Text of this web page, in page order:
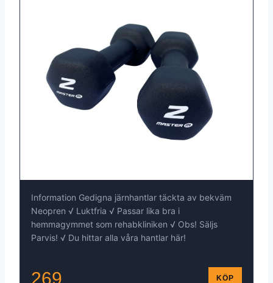
Information Gedigna järnhantlar täckta av bekväm
Neopren √ Luktfria √ Passar lika bra i
hemmagymmet som rehabkliniken √ Obs! Säljs
Parvis! √ Du hittar alla våra hantlar här!
269 KÖP